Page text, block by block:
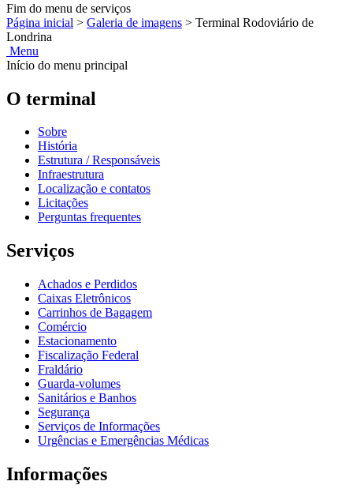
Fim do menu de serviços
Página inicial > Galeria de imagens > Terminal Rodoviário de
Londrina
Menu
Início do menu principal
O terminal
Sobre
História
Estrutura / Responsáveis
Infraestrutura
Localização e contatos
Licitações
Perguntas frequentes
Serviços
Achados e Perdidos
Caixas Eletrônicos
Carrinhos de Bagagem
Comércio
Estacionamento
Fiscalização Federal
Fraldário
Guarda-volumes
Sanitários e Banhos
Segurança
Serviços de Informações
Urgências e Emergências Médicas
Informações